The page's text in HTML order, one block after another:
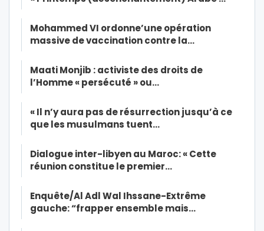
Mohammed VI ordonne’une opération
massive de vaccination contre la…
Maati Monjib : activiste des droits de
l’Homme « persécuté » ou…
« Il n’y aura pas de résurrection jusqu’à ce
que les musulmans tuent…
Dialogue inter-libyen au Maroc: « Cette
réunion constitue le premier…
Enquête/Al Adl Wal Ihssane-Extrême
gauche: “frapper ensemble mais…